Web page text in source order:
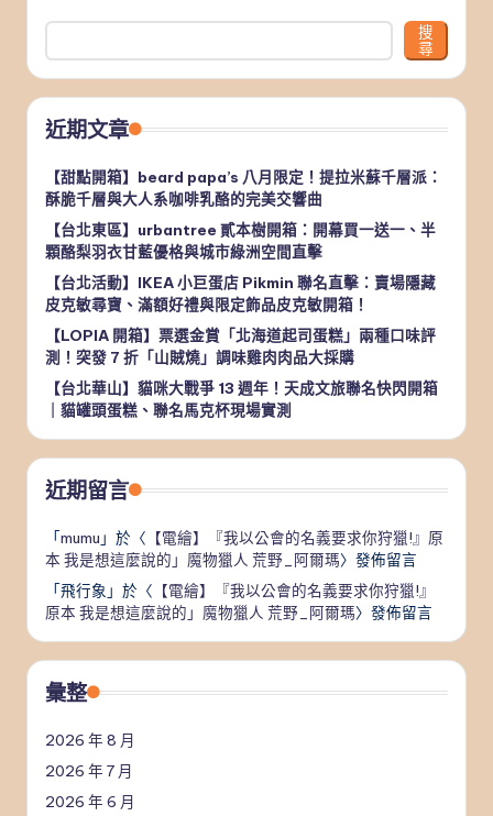
搜
尋
近期文章
【甜點開箱】beard papa’s 八月限定！提拉米蘇千層派：
酥脆千層與大人系咖啡乳酪的完美交響曲
【台北東區】urbantree 貳本樹開箱：開幕買一送一、半
顆酪梨羽衣甘藍優格與城市綠洲空間直擊
【台北活動】IKEA 小巨蛋店 Pikmin 聯名直擊：賣場隱藏
皮克敏尋寶、滿額好禮與限定飾品皮克敏開箱！
【LOPIA 開箱】票選金賞「北海道起司蛋糕」兩種口味評
測！突發 7 折「山賊燒」調味雞肉肉品大採購
【台北華山】貓咪大戰爭 13 週年！天成文旅聯名快閃開箱
｜貓罐頭蛋糕、聯名馬克杯現場實測
近期留言
「mumu 」於〈 【電繪】『我以公會的名義要求你狩獵!』原
本 我是想這麼說的」魔物獵人 荒野_阿爾瑪〉發佈留言
「飛行象 」於〈 【電繪】『我以公會的名義要求你狩獵!』
原本 我是想這麼說的」魔物獵人 荒野_阿爾瑪〉發佈留言
彙整
2026 年 8 月
2026 年 7 月
2026 年 6 月